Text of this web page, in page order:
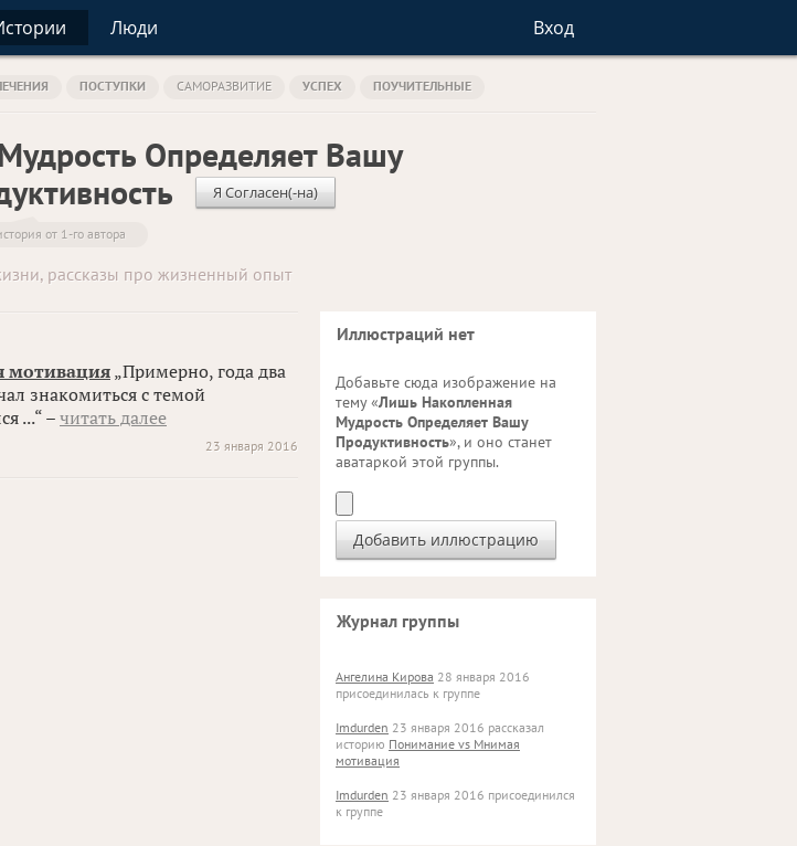
Люди Вход
ПОСТУПКИ САМОРАЗВИТИЕ УСПЕХ ПОУЧИТЕЛЬНЫЕ
Определяет Вашу
Я Согласен(-на)
от 1-го автора
рассказы про жизненный опыт
мотивация „Примерно, года два
знакомиться с темой
...“ –читать далее
23 января 2016
Иллюстраций нет
Добавьте сюда изображение на
тему «Лишь Накопленная
Мудрость Определяет Вашу
Продуктивность», и оно станет
аватаркой этой группы.
Журнал группы
Ангелина Кирова 28 января 2016
присоединилась к группе
Imdurden 23 января 2016 рассказал
историю Понимание vs Мнимая
мотивация
Imdurden 23 января 2016 присоединился
к группе